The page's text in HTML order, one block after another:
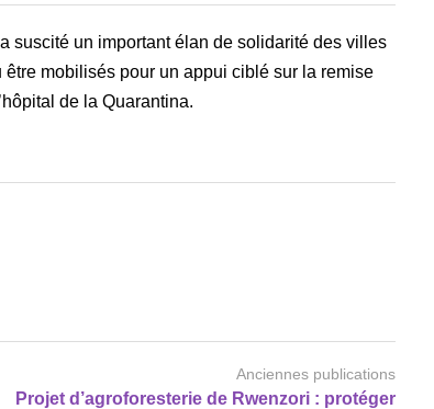
suscité un important élan de solidarité des villes
être mobilisés pour un appui ciblé sur la remise
de la Quarantina.
Anciennes publications
Projet d’agroforesterie de Rwenzori : protéger